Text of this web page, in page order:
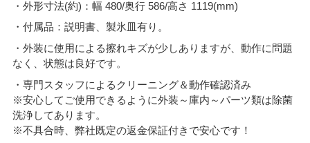
・外形寸法(約)：幅 480/奥行 586/高さ 1119(mm)
・付属品：説明書、製氷皿有り。
・外装に使用による擦れキズが少しありますが、動作に問題
なく、状態は良好です。
・専門スタッフによるクリーニング＆動作確認済み
※安心してご使用できるように外装～庫内～パーツ類は除菌
洗浄してあります。
※不具合時、弊社既定の返金保証付きで安心です！